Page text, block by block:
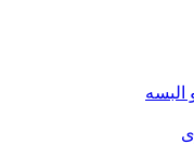
البسه